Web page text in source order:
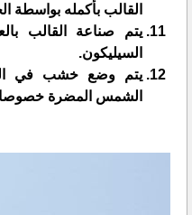
القالب بأكمله بواسطة
يتم صناعة القالب
السيليكون.
يتم وضع خشب في
الشمس المضرة